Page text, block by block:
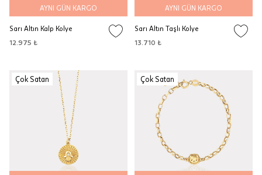
AYNI GÜN KARGO
Sarı Altın Kalp Kolye
12.975 ₺
AYNI GÜN KARGO
Sarı Altın Taşlı Kolye
13.710 ₺
Çok Satan Çok Satan